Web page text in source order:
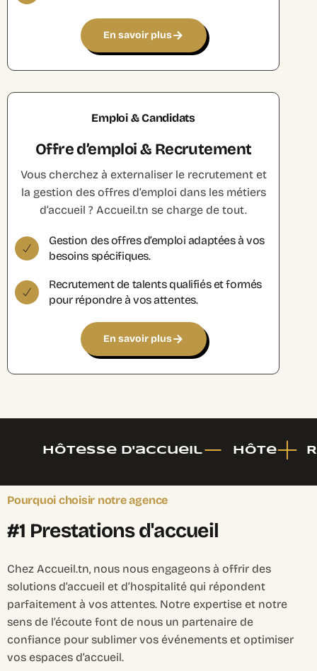
En savoir plus
Emploi & Candidats
Offre d’emploi & Recrutement
Vous cherchez à externaliser le recrutement et
la gestion des offres d’emploi dans les métiers
d’accueil ? Accueil.tn se charge de tout.
Gestion des offres d’emploi adaptées à vos
besoins spécifiques.
Recrutement de talents qualifiés et formés
pour répondre à vos attentes.
En savoir plus
Hôtesse d'accueil Hôte
Pourquoi choisir notre agence
#1 Prestationsd'accueil
Chez Accueil.tn, nous nous engageons à offrir des
solutions d’accueil et d’hospitalité qui répondent
parfaitement à vos attentes. Notre expertise et notre
sens de l’écoute font de nous un partenaire de
confiance pour sublimer vos événements et optimiser
vos espaces d’accueil.